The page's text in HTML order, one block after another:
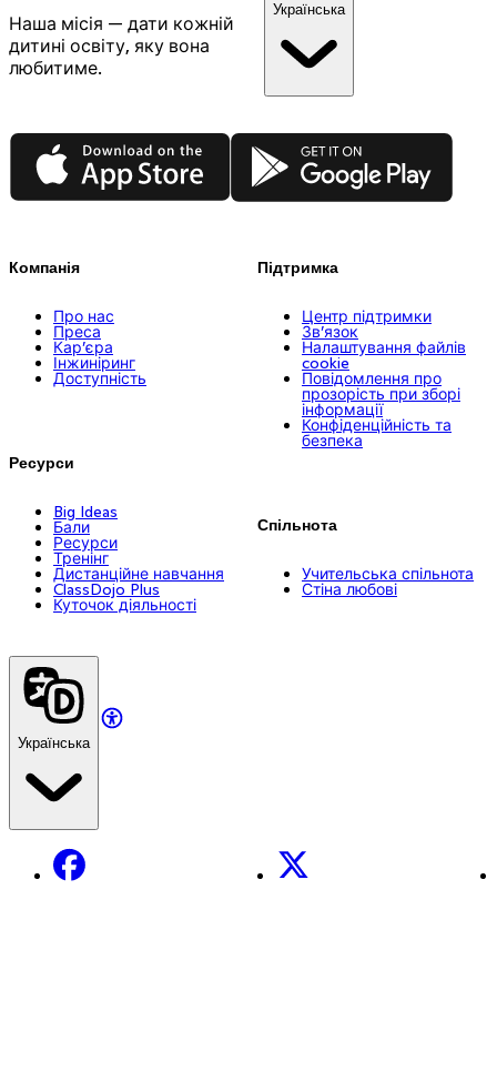
Наша місія — дати кожній
дитині освіту, яку вона
любитиме.
Українська
App Store Google Play
Компанія
Про нас
Преса
Кар’єра
Інжиніринг
Доступність
Ресурси
Big Ideas
Бали
Ресурси
Тренінг
Дистанційне навчання
ClassDojo Plus
Куточок діяльності
Підтримка
Центр підтримки
Зв’язок
Налаштування файлів
cookie
Повідомлення про
прозорість при зборі
інформації
Конфіденційність та
безпека
Спільнота
Учительська спільнота
Стіна любові
Українська
Facebook X